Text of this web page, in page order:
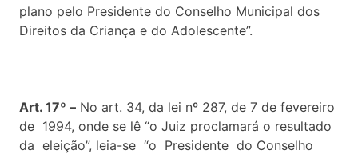
plano pelo Presidente do Conselho Municipal dos
Direitos da Criança e do Adolescente”.
Art. 17º – No art. 34, da lei nº 287, de 7 de fevereiro
de 1994, onde se lê “o Juiz proclamará o resultado
da eleição”, leia-se “o Presidente do Conselho